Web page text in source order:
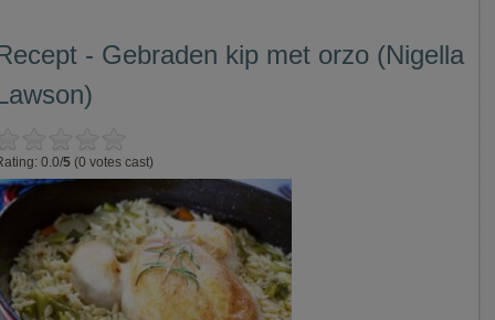
- Gebraden kip met orzo (Nigella
0.0/5 (0 votes cast)